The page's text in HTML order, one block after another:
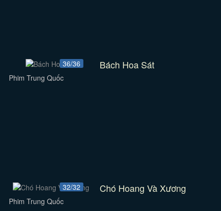
36/36 Bách Hoa Sát
Phim Trung Quốc
32/32 Chó Hoang Và Xương
Phim Trung Quốc